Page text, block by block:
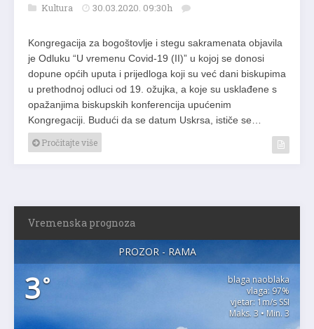
Kultura 30.03.2020. 09:30h
Kongregacija za bogoštovlje i stegu sakramenata objavila
je Odluku “U vremenu Covid-19 (II)” u kojoj se donosi
dopune općih uputa i prijedloga koji su već dani biskupima
u prethodnoj odluci od 19. ožujka, a koje su usklađene s
opažanjima biskupskih konferencija upućenim
Kongregaciji. Budući da se datum Uskrsa, ističe se…
Pročitajte više
Vremenska prognoza
PROZOR - RAMA
3°
blaga naoblaka
vlaga: 97%
vjetar: 1m/s SSI
Maks. 3 • Min. 3